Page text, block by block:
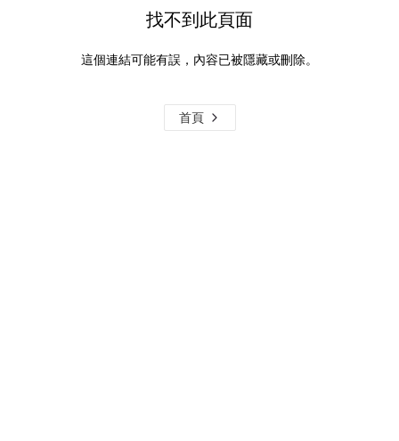
找不到此頁面
這個連結可能有誤，內容已被隱藏或刪除。
首頁